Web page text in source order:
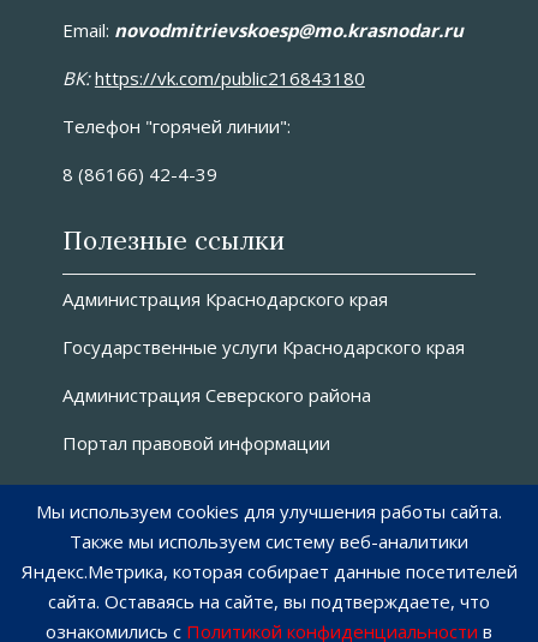
Email: novоdmitrievskoesp@mo.krasnodar.ru
ВК: https://vk.com/public216843180
Телефон "горячей линии":
8 (86166) 42-4-39
Полезные ссылки
Администрация Краснодарского края
Государственные услуги Краснодарского края
Администрация Северского района
Портал правовой информации
О сайте
Как пользоваться сайтом
Карта сайта
Мы используем cookies для улучшения работы сайта.
Также мы используем систему веб-аналитики
Яндекс.Метрика, которая собирает данные посетителей
сайта. Оставаясь на сайте, вы подтверждаете, что
ознакомились с Политикой конфиденциальности в